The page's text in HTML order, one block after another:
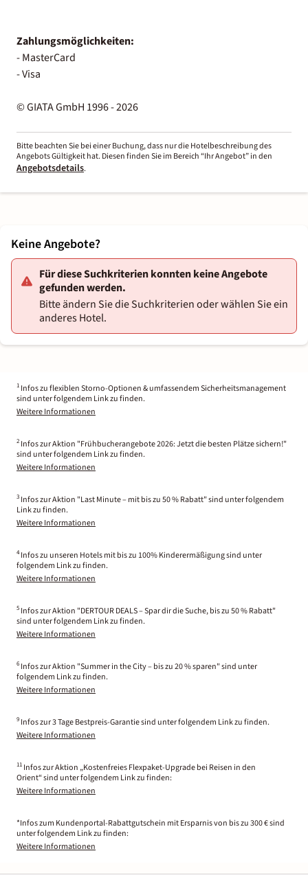
Zahlungsmöglichkeiten:
- MasterCard
- Visa
© GIATA GmbH 1996 - 2026
Bitte beachten Sie bei einer Buchung, dass nur die Hotelbeschreibung des
Angebots Gültigkeit hat. Diesen finden Sie im Bereich “Ihr Angebot” in den
Angebotsdetails.
Keine Angebote?
Für diese Suchkriterien konnten keine Angebote
gefunden werden.
Bitte ändern Sie die Suchkriterien oder wählen Sie ein
anderes Hotel.
1 Infos zu flexiblen Storno-Optionen & umfassendem Sicherheitsmanagement
sind unter folgendem Link zu finden.
Weitere Informationen
2 Infos zur Aktion "Frühbucherangebote 2026: Jetzt die besten Plätze sichern!"
sind unter folgendem Link zu finden.
Weitere Informationen
3 Infos zur Aktion "Last Minute – mit bis zu 50 % Rabatt" sind unter folgendem
Link zu finden.
Weitere Informationen
4 Infos zu unseren Hotels mit bis zu 100% Kinderermäßigung sind unter
folgendem Link zu finden.
Weitere Informationen
5 Infos zur Aktion "DERTOUR DEALS – Spar dir die Suche, bis zu 50 % Rabatt"
sind unter folgendem Link zu finden.
Weitere Informationen
6 Infos zur Aktion "Summer in the City – bis zu 20 % sparen" sind unter
folgendem Link zu finden.
Weitere Informationen
9 Infos zur 3 Tage Bestpreis-Garantie sind unter folgendem Link zu finden.
Weitere Informationen
11 Infos zur Aktion „Kostenfreies Flexpaket-Upgrade bei Reisen in den
Orient“ sind unter folgendem Link zu finden:
Weitere Informationen
*Infos zum Kundenportal-Rabattgutschein mit Ersparnis von bis zu 300 € sind
unter folgendem Link zu finden:
Weitere Informationen